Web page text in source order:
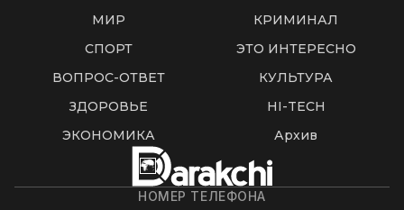
МИР
КРИМИНАЛ
СПОРТ
ЭТО ИНТЕРЕСНО
ВОПРОС-ОТВЕТ
КУЛЬТУРА
ЗДОРОВЬЕ
HI-TECH
ЭКОНОМИКА
Архив
НОМЕР ТЕЛЕФОНА